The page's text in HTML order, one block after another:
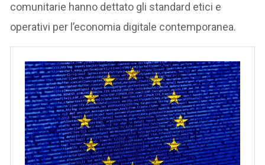
comunitarie hanno dettato gli standard etici e
operativi per l’economia digitale contemporanea.